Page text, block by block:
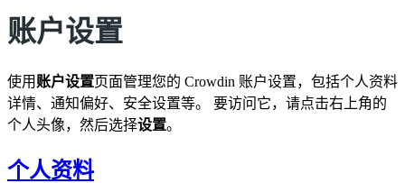
账户设置
使用 账户设置页面管理您的 Crowdin 账户设置，包括个人资料
详情、通知偏好、安全设置等。 要访问它，请点击右上角的
个人头像，然后选择设置。
个人资料